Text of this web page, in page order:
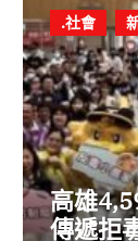
.社會
高雄
傳遞